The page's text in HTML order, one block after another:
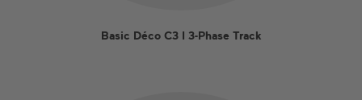
Basic Déco C3 I 3-Phase Track